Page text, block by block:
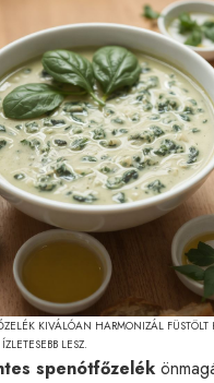
KIVÁLÓAN HARMONIZÁL FÜSTÖLT
LESZ.
spenótfőzelék